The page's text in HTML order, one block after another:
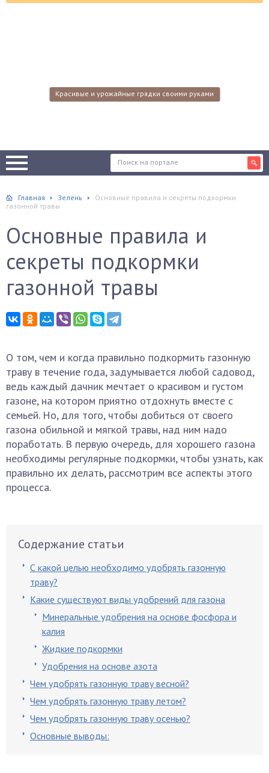
Красивые и урожайные грядки своими руками
Главная Зелень
Основные правила и секреты подкормки
газонной травы
Основные правила и
секреты подкормки
газонной травы
О том, чем и когда правильно подкормить газонную
траву в течение года, задумывается любой садовод,
ведь каждый дачник мечтает о красивом и густом
газоне, на котором приятно отдохнуть вместе с
семьей. Но, для того, чтобы добиться от своего
газона обильной и мягкой травы, над ним надо
поработать. В первую очередь, для хорошего газона
необходимы регулярные подкормки, чтобы узнать, как
правильно их делать, рассмотрим все аспекты этого
процесса.
Содержание статьи
С какой целью необходимо удобрять газонную
траву?
Какие существуют виды удобрений для газона
Минеральные удобрения на основе фосфора и
калия
Жидкие подкормки
Удобрения на основе азота
Чем удобрять газонную траву весной?
Чем удобрять газонную траву летом?
Чем удобрять газонную траву осенью?
Основные выводы: